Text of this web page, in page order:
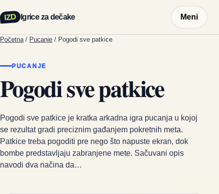
IZD Igrice za dečake Meni
Početna / Pucanje / Pogodi sve patkice
PUCANJE
Pogodi sve patkice
Pogodi sve patkice je kratka arkadna igra pucanja u kojoj
se rezultat gradi preciznim gađanjem pokretnih meta.
Patkice treba pogoditi pre nego što napuste ekran, dok
bombe predstavljaju zabranjene mete. Sačuvani opis
navodi dva načina da…